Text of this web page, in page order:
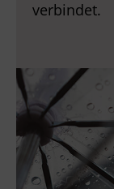
verbindet.